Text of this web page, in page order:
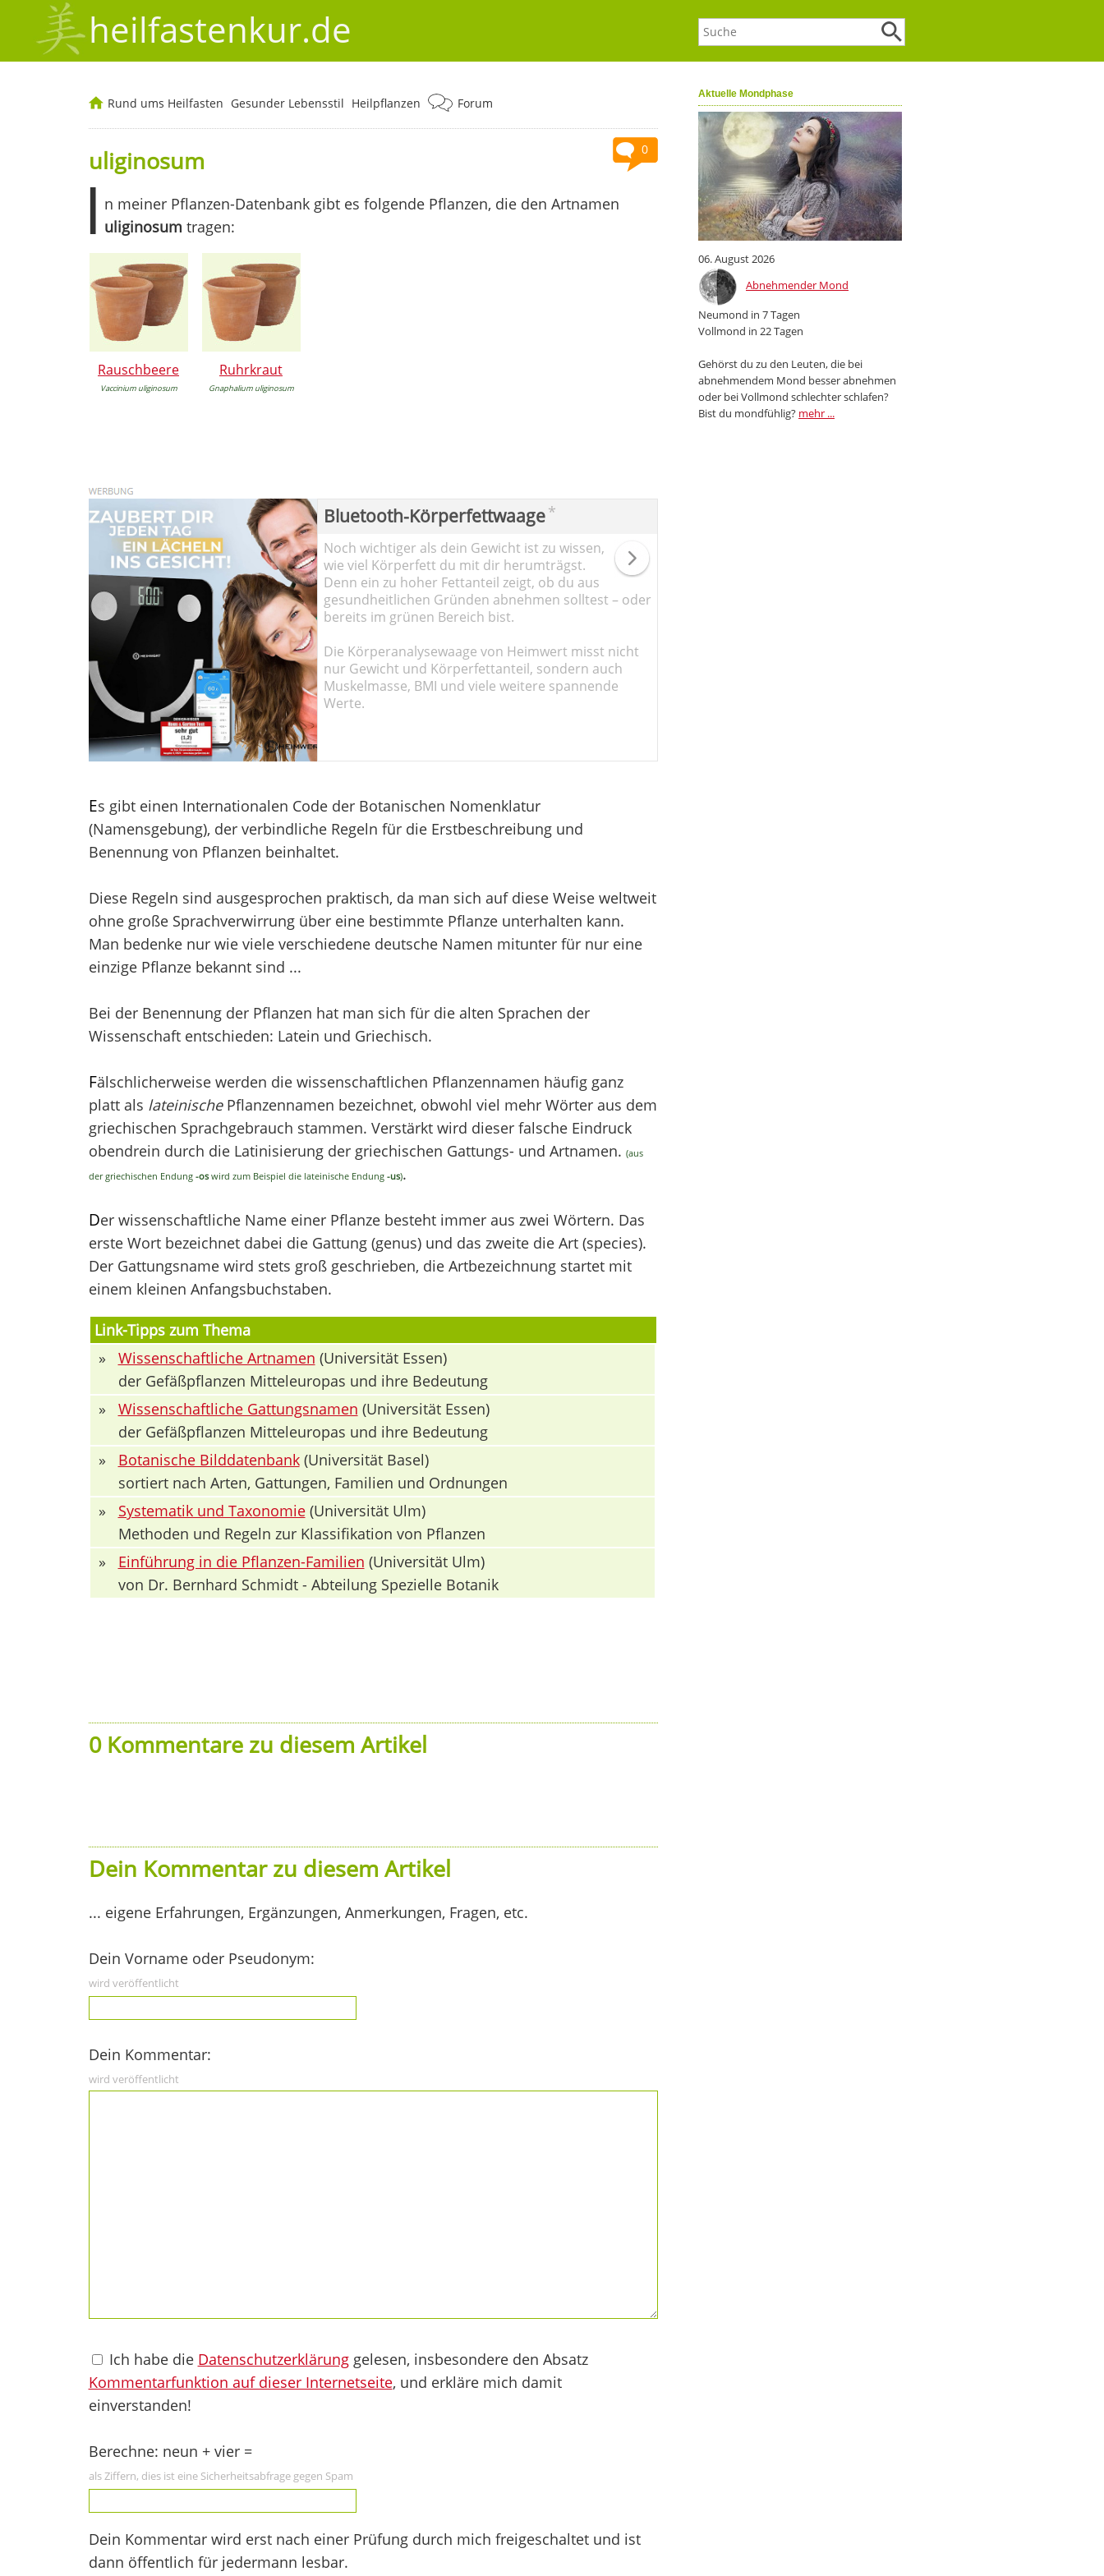
heilfastenkur.de
Aktuelle Mondphase
06. August 2026
Abnehmender Mond
Neumond in 7 Tagen
Vollmond in 22 Tagen
Gehörst du zu den Leuten, die bei
abnehmendem Mond besser abnehmen
oder bei Vollmond schlechter schlafen?
Bist du mondfühlig? mehr ...
Rund ums Heilfasten Gesunder Lebensstil Heilpflanzen Forum
0
uliginosum
I n meiner Pflanzen-Datenbank gibt es folgende Pflanzen, die den Artnamen
uliginosum tragen:
Rauschbeere
Vaccinium uliginosum
Ruhrkraut
Gnaphalium uliginosum
Bluetooth-Körperfettwaage*
Noch wichtiger als dein Gewicht ist zu wissen,
wie viel Körperfett du mit dir herumträgst.
Denn ein zu hoher Fettanteil zeigt, ob du aus
gesundheitlichen Gründen abnehmen solltest – oder
bereits im grünen Bereich bist.
Die Körperanalysewaage von Heimwert misst nicht
nur Gewicht und Körperfettanteil, sondern auch
Muskelmasse, BMI und viele weitere spannende
Werte.
Es gibt einen Internationalen Code der Botanischen Nomenklatur
(Namensgebung), der verbindliche Regeln für die Erstbeschreibung und
Benennung von Pflanzen beinhaltet.
Diese Regeln sind ausgesprochen praktisch, da man sich auf diese Weise weltweit
ohne große Sprachverwirrung über eine bestimmte Pflanze unterhalten kann.
Man bedenke nur wie viele verschiedene deutsche Namen mitunter für nur eine
einzige Pflanze bekannt sind ...
Bei der Benennung der Pflanzen hat man sich für die alten Sprachen der
Wissenschaft entschieden: Latein und Griechisch.
Fälschlicherweise werden die wissenschaftlichen Pflanzennamen häufig ganz
platt als lateinischePflanzennamen bezeichnet, obwohl viel mehr Wörter aus dem
griechischen Sprachgebrauch stammen. Verstärkt wird dieser falsche Eindruck
obendrein durch die Latinisierung der griechischen Gattungs- und Artnamen. (aus
der griechischen Endung -oswird zum Beispiel die lateinische Endung -us).
Der wissenschaftliche Name einer Pflanze besteht immer aus zwei Wörtern. Das
erste Wort bezeichnet dabei die Gattung (genus) und das zweite die Art (species).
Der Gattungsname wird stets groß geschrieben, die Artbezeichnung startet mit
einem kleinen Anfangsbuchstaben.
Link-Tipps zum Thema
»
Wissenschaftliche Artnamen (Universität Essen)
der Gefäßpflanzen Mitteleuropas und ihre Bedeutung
»
Wissenschaftliche Gattungsnamen (Universität Essen)
der Gefäßpflanzen Mitteleuropas und ihre Bedeutung
»
Botanische Bilddatenbank(Universität Basel)
sortiert nach Arten, Gattungen, Familien und Ordnungen
»
Systematik und Taxonomie(Universität Ulm)
Methoden und Regeln zur Klassifikation von Pflanzen
»
Einführung in die Pflanzen-Familien (Universität Ulm)
von Dr. Bernhard Schmidt - Abteilung Spezielle Botanik
0 Kommentare zu diesem Artikel
Dein Kommentar zu diesem Artikel
... eigene Erfahrungen, Ergänzungen, Anmerkungen, Fragen, etc.
Dein Vorname oder Pseudonym:
wird veröffentlicht
Dein Kommentar:
wird veröffentlicht
Ich habe die Datenschutzerklärunggelesen, insbesondere den Absatz
Kommentarfunktion auf dieser Internetseite, und erkläre mich damit
einverstanden!
Berechne: neun + vier =
als Ziffern, dies ist eine Sicherheitsabfrage gegen Spam
Dein Kommentar wird erst nach einer Prüfung durch mich freigeschaltet und ist
dann öffentlich für jedermann lesbar.